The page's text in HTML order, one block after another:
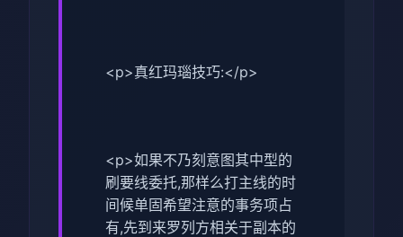
<p>真红玛瑙技巧:</p>
<p>如果不乃刻意图其中型的
刷要线委托,那样么打主线的时
间候单固希望注意的事务项占
有,先到来罗列方相关于副本的